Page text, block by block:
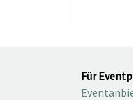
Für